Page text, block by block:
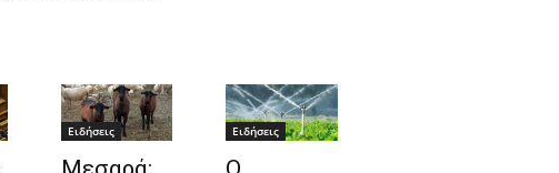
Ειδήσεις Ειδήσεις